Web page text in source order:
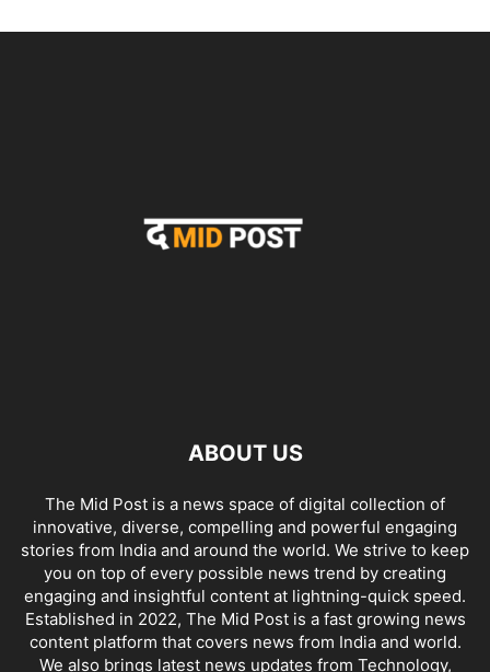
ABOUT US
The Mid Post is a news space of digital collection of
innovative, diverse, compelling and powerful engaging
stories from India and around the world. We strive to keep
you on top of every possible news trend by creating
engaging and insightful content at lightning-quick speed.
Established in 2022, The Mid Post is a fast growing news
content platform that covers news from India and world.
We also brings latest news updates from Technology,